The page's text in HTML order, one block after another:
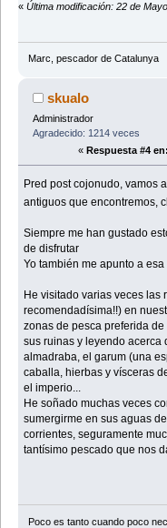
« Última modificación: 22 de
Marc, pescador de Catalunya
skualo
Administrador
Agradecido: 1214 veces
« Respuesta #4 en:
Pred post cojonudo, vamos
antiguos que encontremos,
Siempre me han gustado
de disfrutar
Yo también me apunto a
He visitado varias veces
recomendadísima!!) en
zonas de pesca preferida
sus ruinas y leyendo acerca
almadraba, el garum (una
caballa, hierbas y vísceras
el imperio...
He soñado muchas veces
sumergirme en sus aguas
corrientes, seguramente
tantísimo pescado que nos
Poco es tanto cuando poco